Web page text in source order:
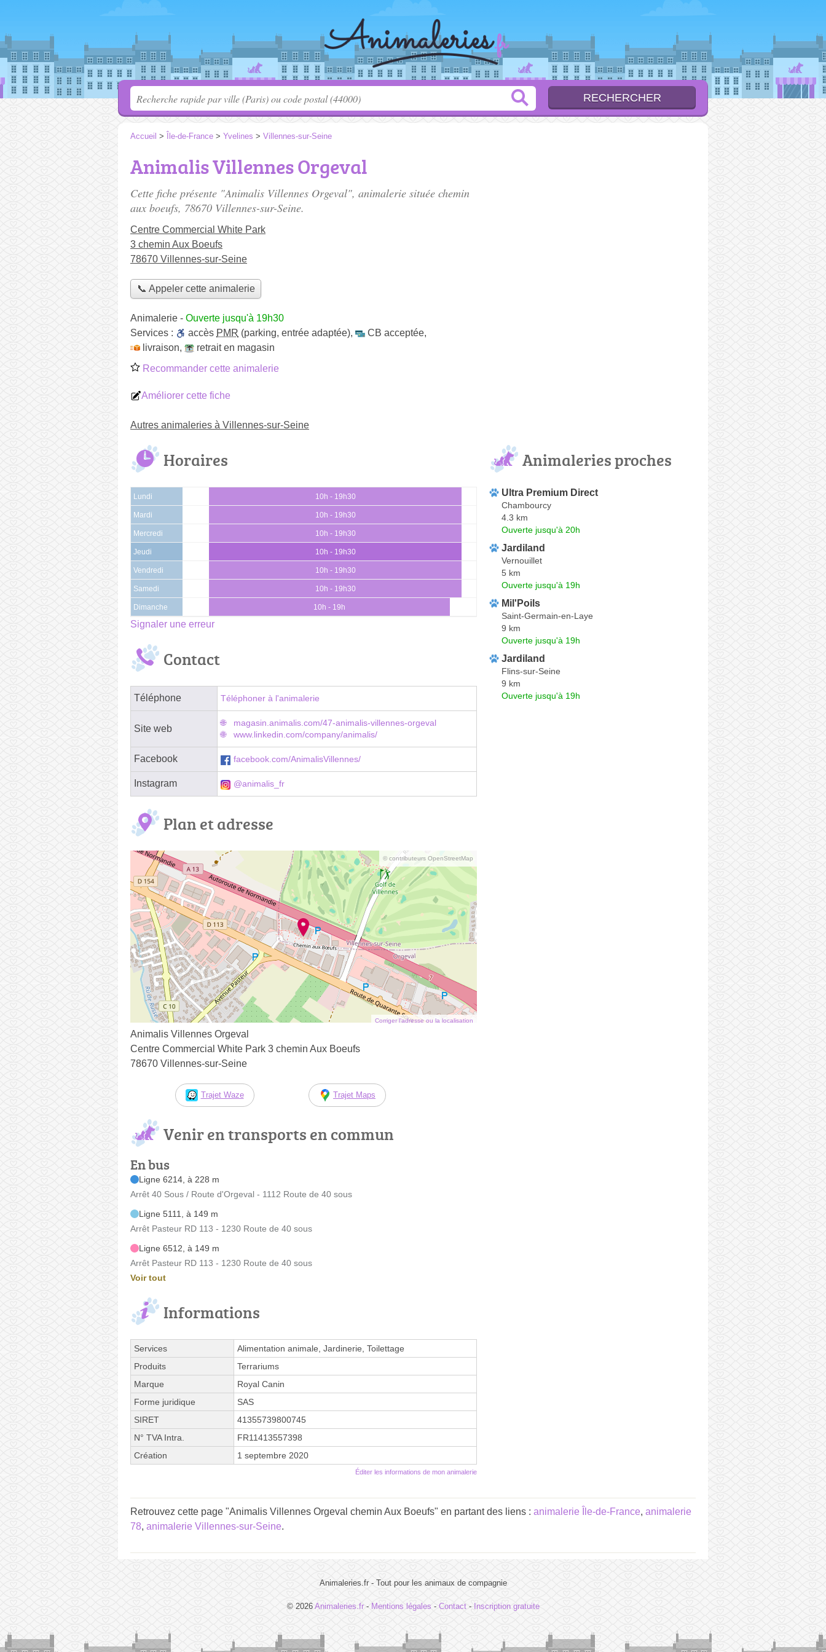
Accueil > Île-de-France > Yvelines > Villennes-sur-Seine
Animalis Villennes Orgeval
Cette fiche présente "Animalis Villennes Orgeval", animalerie située chemin
aux boeufs, 78670 Villennes-sur-Seine.
Centre Commercial White Park
3 chemin Aux Boeufs
78670 Villennes-sur-Seine
📞 Appeler cette animalerie
Animalerie - Ouverte jusqu'à 19h30
Services :
accès PMR (parking, entrée adaptée), CB acceptée,
livraison,
retrait en magasin
Recommander cette animalerie
Améliorer cette fiche
Autres animaleries à Villennes-sur-Seine
Horaires
Lundi 10h - 19h30
Mardi 10h - 19h30
Mercredi 10h - 19h30
Jeudi 10h - 19h30
Vendredi 10h - 19h30
Samedi 10h - 19h30
Dimanche 10h - 19h
Signaler une erreur
Contact
Téléphone Téléphoner à l'animalerie
Site web
magasin.animalis.com/47-animalis-villennes-orgeval
www.linkedin.com/company/animalis/
Facebook facebook.com/AnimalisVillennes/
Instagram @animalis_fr
Plan et adresse
© contributeurs OpenStreetMap
Corriger l’adresse ou la localisation
Animalis Villennes Orgeval
Centre Commercial White Park 3 chemin Aux Boeufs
78670 Villennes-sur-Seine
Trajet Waze Trajet Maps
Venir en transports en commun
En bus
Ligne 6214, à 228 m
Arrêt 40 Sous / Route d'Orgeval - 1112 Route de 40 sous
Ligne 5111, à 149 m
Arrêt Pasteur RD 113 - 1230 Route de 40 sous
Ligne 6512, à 149 m
Arrêt Pasteur RD 113 - 1230 Route de 40 sous
Voir tout
Informations
Services
Alimentation animale, Jardinerie, Toilettage
Produits
Terrariums
Marque
Royal Canin
Forme juridique
SAS
SIRET
41355739800745
N° TVA Intra.
FR11413557398
Création
1 septembre 2020
Éditer les informations de mon animalerie
Animaleries proches
Ultra Premium Direct
Chambourcy
4.3 km
Ouverte jusqu'à 20h
Jardiland
Vernouillet
5 km
Ouverte jusqu'à 19h
Mil'Poils
Saint-Germain-en-Laye
9 km
Ouverte jusqu'à 19h
Jardiland
Flins-sur-Seine
9 km
Ouverte jusqu'à 19h
Retrouvez cette page "Animalis Villennes Orgeval chemin Aux Boeufs" en partant des liens : animalerie Île-de-France, animalerie
78, animalerie Villennes-sur-Seine.
Animaleries.fr - Tout pour les animaux de compagnie
© 2026 Animaleries.fr - Mentions légales - Contact- Inscription gratuite